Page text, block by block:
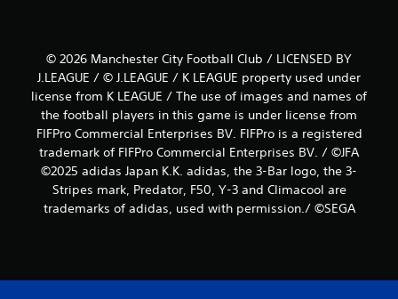
© 2026 Manchester City Football Club / LICENSED BY
J.LEAGUE / © J.LEAGUE / K LEAGUE property used under
license from K LEAGUE / The use of images and names of
the football players in this game is under license from
FIFPro Commercial Enterprises BV. FIFPro is a registered
trademark of FIFPro Commercial Enterprises BV. / ©JFA
©2025 adidas Japan K.K. adidas, the 3-Bar logo, the 3-
Stripes mark, Predator, F50, Y-3 and Climacool are
trademarks of adidas, used with permission./ ©SEGA